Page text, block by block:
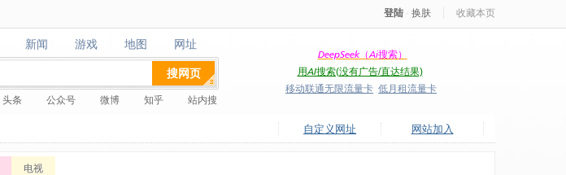
登陆 换肤 收藏本页
新闻
新闻 游戏
游戏 地图
地图 网址
网址
搜网页
头条 公众号 微博 知乎 站内搜
DeepSeek（Ai搜索）
用AI搜索(没有广告/直达结果)
移动联通无限流量卡 低月租流量卡
网站加入
自定义网址
电视